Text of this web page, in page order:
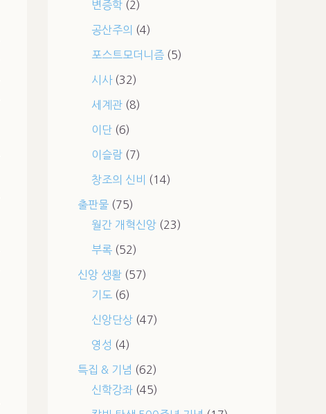
변증학(2)
공산주의 (4)
포스트모더니즘(5)
시사(32)
세계관(8)
이단(6)
이슬람(7)
창조의 신비 (14)
출판물(75)
월간 개혁신앙(23)
부록(52)
신앙 생활(57)
기도 (6)
신앙단상(47)
영성 (4)
특집 & 기념 (62)
신학강좌(45)